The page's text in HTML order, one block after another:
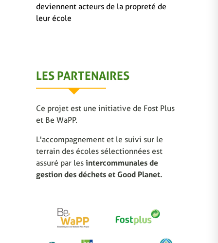
deviennent acteurs de la propreté de
leur école
LES PARTENAIRES
Ce projet est une initiative de Fost Plus
et Be WaPP.
L'accompagnement et le suivi sur le
terrain des écoles sélectionnées est
assuré par les intercommunales de
gestion des déchets et Good Planet.